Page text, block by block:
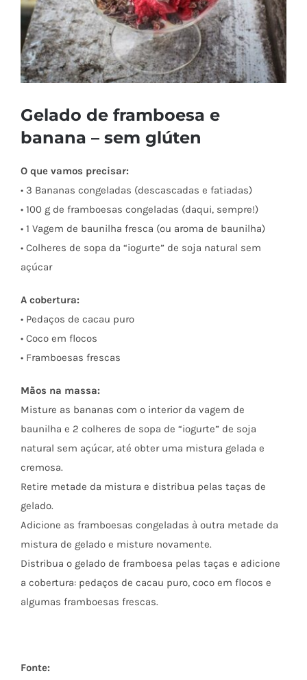
Gelado de framboesa e
banana – sem glúten
O que vamos precisar:
• 3 Bananas congeladas (descascadas e fatiadas)
• 100 g de framboesas congeladas (daqui, sempre!)
• 1 Vagem de baunilha fresca (ou aroma de baunilha)
• Colheres de sopa da “iogurte” de soja natural sem
açúcar
A cobertura:
• Pedaços de cacau puro
• Coco em flocos
• Framboesas frescas
Mãos na massa:
Misture as bananas com o interior da vagem de
baunilha e 2 colheres de sopa de “iogurte” de soja
natural sem açúcar, até obter uma mistura gelada e
cremosa.
Retire metade da mistura e distribua pelas taças de
gelado.
Adicione as framboesas congeladas à outra metade da
mistura de gelado e misture novamente.
Distribua o gelado de framboesa pelas taças e adicione
a cobertura: pedaços de cacau puro, coco em flocos e
algumas framboesas frescas.
Fonte: